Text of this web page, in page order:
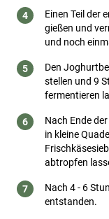
Einen Teil der
gießen und
und noch
Den
stellen und 9
fermentieren
Nach Ende
in kleine
abtropfen
Nach 4 - 6
entstanden.